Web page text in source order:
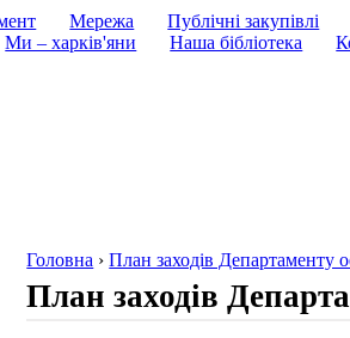
Мережа Публічні закупівлі
Ми – харків'яни Наша бібліотека
Головна ›План заходів Департаменту
План заходів